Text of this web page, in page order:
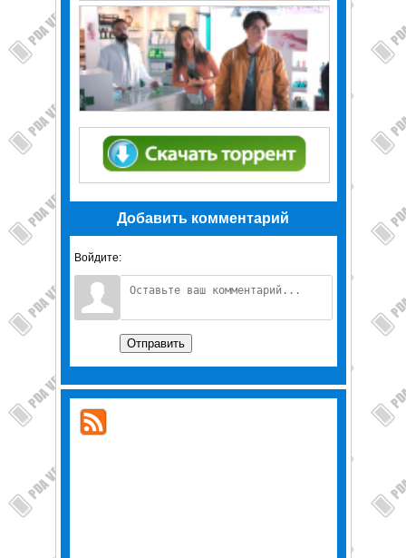
Добавить комментарий
Войдите:
Отправить